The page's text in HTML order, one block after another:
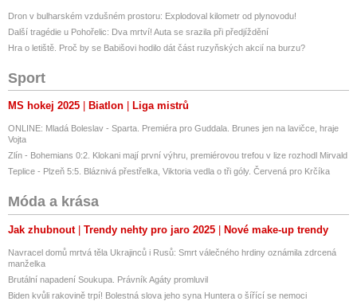
Dron v bulharském vzdušném prostoru: Explodoval kilometr od plynovodu!
Další tragédie u Pohořelic: Dva mrtví! Auta se srazila při předjíždění
Hra o letiště. Proč by se Babišovi hodilo dát část ruzyňských akcií na burzu?
Sport
MS hokej 2025 Biatlon Liga mistrů
ONLINE: Mladá Boleslav - Sparta. Premiéra pro Guddala. Brunes jen na lavičce, hraje
Vojta
Zlín - Bohemians 0:2. Klokani mají první výhru, premiérovou trefou v lize rozhodl Mirvald
Teplice - Plzeň 5:5. Bláznivá přestřelka, Viktoria vedla o tři góly. Červená pro Krčíka
Móda a krása
Jak zhubnout Trendy nehty pro jaro 2025 Nové make-up trendy
Navracel domů mrtvá těla Ukrajinců i Rusů: Smrt válečného hrdiny oznámila zdrcená
manželka
Brutální napadení Soukupa. Právník Agáty promluvil
Biden kvůli rakovině trpí! Bolestná slova jeho syna Huntera o šířící se nemoci